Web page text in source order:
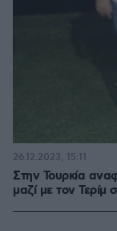
Στην Τουρκία
μαζί με τον
26.12.2023, 15:11